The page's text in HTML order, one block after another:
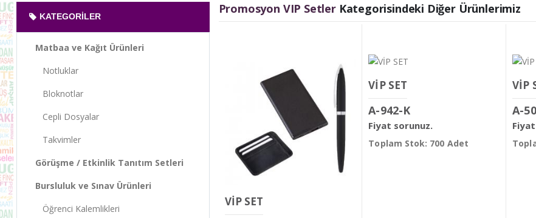
KATEGORILER
Matbaa ve Kağıt Ürünleri
Notluklar
Bloknotlar
Cepli Dosyalar
Takvimler
Görüşme / Etkinlik Tanıtım Setleri
Bursluluk ve Sınav Ürünleri
Öğrenci Kalemlikleri
Promosyon VIP SetlerKategorisindeki Diğer Ürünlerimiz
VİP SET
VİP SET
A-942-K
Fiyat sorunuz.
Toplam Stok: 700 Adet
VİP
A-